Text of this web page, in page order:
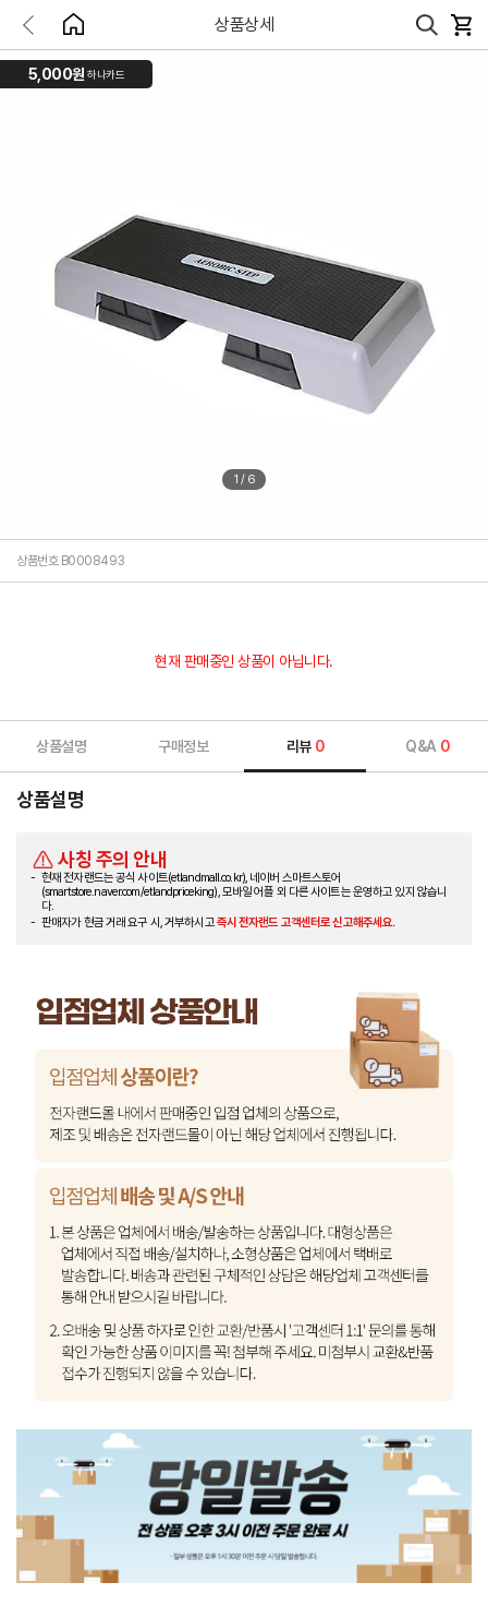
상품상세
5,000원 하나카드
1 / 6
상품번호 B0008493
현재 판매중인 상품이 아닙니다.
상품설명 구매정보 리뷰 0 Q&A 0
상품설명
사칭 주의 안내
현재 전자랜드는 공식 사이트(etlandmall.co.kr), 네이버 스마트스토어
(smartstore.naver.com/etlandpriceking), 모바일 어플 외 다른 사이트는 운영하고 있지 않습니
다.
판매자가 현금 거래 요구 시, 거부하시고즉시 전자랜드 고객센터로 신고해주세요.